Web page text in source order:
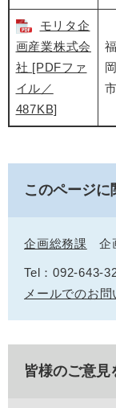
モリタ企
画産業株式会
社 [PDFファ
イル／
487KB]
福
岡
市
このページに
企画総務課 企
Tel：092-643-
メールでのお
皆様のご意見